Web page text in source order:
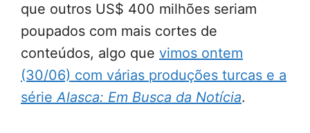
que outros US$ 400 milhões seriam
poupados com mais cortes de
conteúdos, algo que vimos ontem
(30/06) com várias produções turcas e a
sérieAlasca: Em Busca da Notícia.